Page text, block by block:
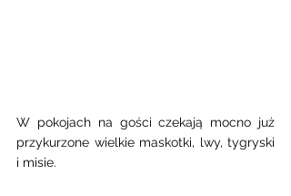
W pokojach na gości czekają mocno już
przykurzone wielkie maskotki, lwy, tygryski
i misie.